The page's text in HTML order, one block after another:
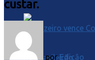
custar.
por Edição